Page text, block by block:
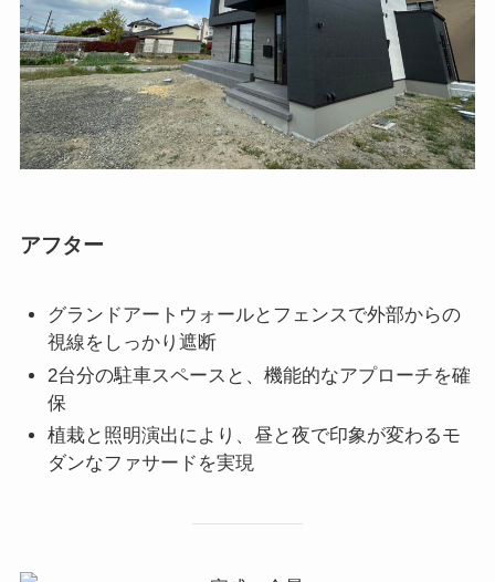
アフター
グランドアートウォールとフェンスで外部からの
視線をしっかり遮断
2台分の駐車スペースと、機能的なアプローチを確
保
植栽と照明演出により、昼と夜で印象が変わるモ
ダンなファサードを実現